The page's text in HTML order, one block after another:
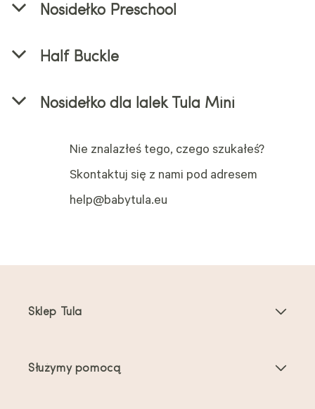
Nosidełko Preschool
Half Buckle
Nosidełko dla lalek Tula Mini
Nie znalazłeś tego, czego szukałeś?
Skontaktuj się z nami pod adresem
help@babytula.eu
Sklep Tula
Służymy pomocą